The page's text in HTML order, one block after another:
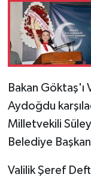
Bakan Göktaş'ı
Aydoğdu
Milletvekili
Belediye
Valilik Şeref